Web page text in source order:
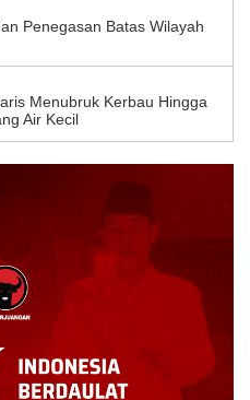
Penegasan Batas Wilayah
Menubruk Kerbau Hingga
Air Kecil